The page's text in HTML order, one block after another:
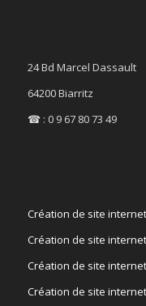
24 Bd Marcel Dassault
64200 Biarritz
☎ : 0 9 67 80 73 49
Création de site
Création de site
Création de site
Création de site